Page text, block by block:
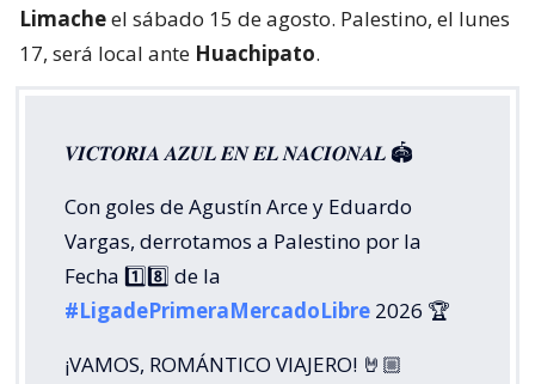
Limacheel sábado 15 de agosto. Palestino, el lunes
17, será local ante Huachipato.
𝑽𝑰𝑪𝑻𝑶𝑹𝑰𝑨 𝑨𝒁𝑼𝑳 𝑬𝑵 𝑬𝑳 𝑵𝑨𝑪𝑰𝑶𝑵𝑨𝑳 🏟️
Con goles de Agustín Arce y Eduardo
Vargas, derrotamos a Palestino por la
Fecha 1️⃣8️⃣ de la
#LigadePrimeraMercadoLibre 2026 🏆
¡VAMOS, ROMÁNTICO VIAJERO! 🤘🏼